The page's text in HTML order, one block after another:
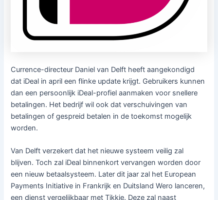
Currence-directeur Daniel van Delft heeft aangekondigd
dat iDeal in april een flinke update krijgt. Gebruikers kunnen
dan een persoonlijk iDeal-profiel aanmaken voor snellere
betalingen. Het bedrijf wil ook dat verschuivingen van
betalingen of gespreid betalen in de toekomst mogelijk
worden.
Van Delft verzekert dat het nieuwe systeem veilig zal
blijven. Toch zal iDeal binnenkort vervangen worden door
een nieuw betaalsysteem. Later dit jaar zal het European
Payments Initiative in Frankrijk en Duitsland Wero lanceren,
een dienst vergelijkbaar met Tikkie. Deze zal naast